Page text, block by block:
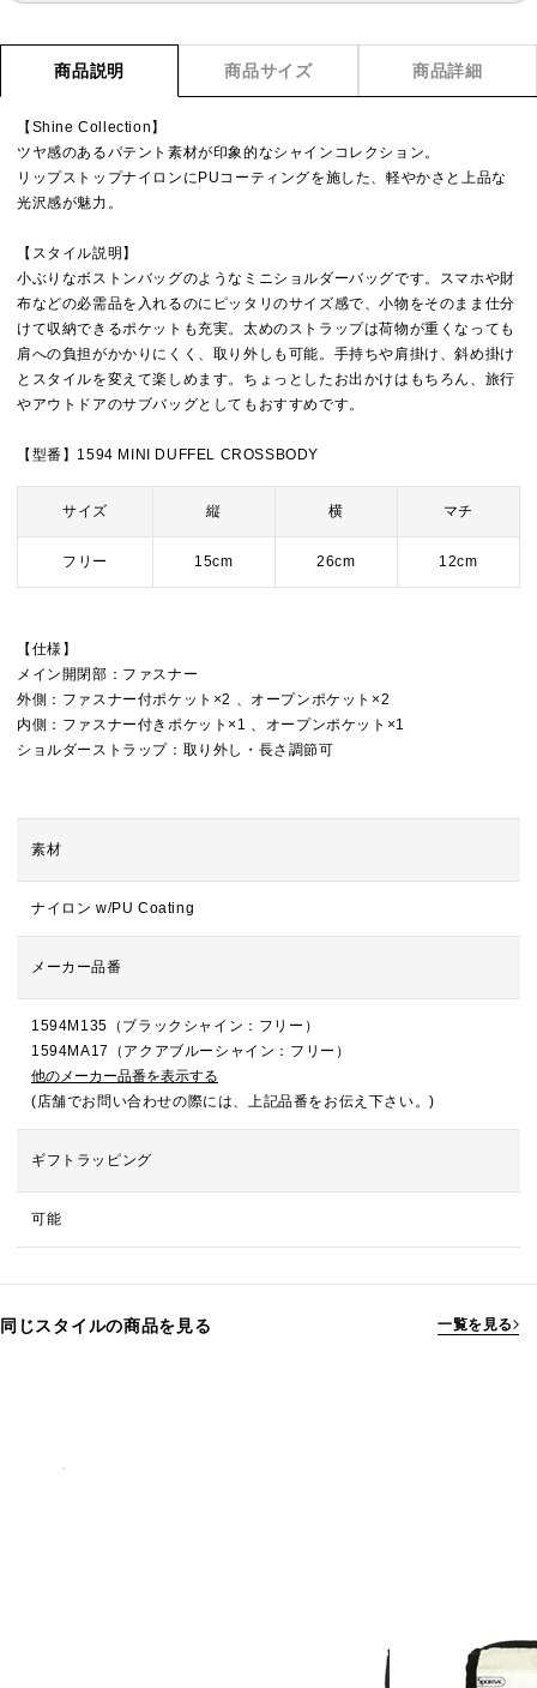
商品説明 商品サイズ 商品詳細
【Shine Collection】
ツヤ感のあるパテント素材が印象的なシャインコレクション。
リップストップナイロンにPUコーティングを施した、軽やかさと上品な
光沢感が魅力。
【スタイル説明】
小ぶりなボストンバッグのようなミニショルダーバッグです。スマホや財
布などの必需品を入れるのにピッタリのサイズ感で、小物をそのまま仕分
けて収納できるポケットも充実。太めのストラップは荷物が重くなっても
肩への負担がかかりにくく、取り外しも可能。手持ちや肩掛け、斜め掛け
とスタイルを変えて楽しめます。ちょっとしたお出かけはもちろん、旅行
やアウトドアのサブバッグとしてもおすすめです。
【型番】1594 MINI DUFFEL CROSSBODY
サイズ 縦 横 マチ
フリー 15cm 26cm 12cm
【仕様】
メイン開閉部：ファスナー
外側：ファスナー付ポケット×2 、オープンポケット×2
内側：ファスナー付きポケット×1 、オープンポケット×1
ショルダーストラップ：取り外し・長さ調節可
素材
ナイロン w/PU Coating
メーカー品番
1594M135（ブラックシャイン：フリー）
1594MA17（アクアブルーシャイン：フリー）
他のメーカー品番を表示する
(店舗でお問い合わせの際には、上記品番をお伝え下さい。)
ギフトラッピング
可能
同じスタイルの商品を見る 一覧を見る